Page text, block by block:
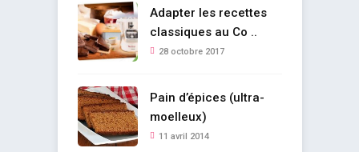
Adapter les recettes
classiques au Co ..
28 octobre 2017
Pain d’épices (ultra-
moelleux)
11 avril 2014